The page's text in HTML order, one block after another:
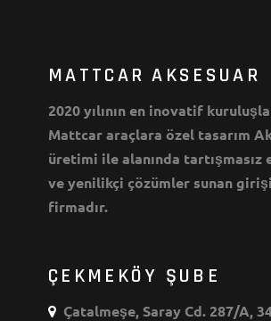
MATTCAR AKSESUAR
2020 yılının en inovatif
Mattcar araçlara özel tasarım
üretimi ile alanında tartışmasız
ve yenilikçi çözümler sunan
firmadır.
ÇEKMEKÖY ŞUBE
Çatalmeşe, Saray Cd. 287/A,